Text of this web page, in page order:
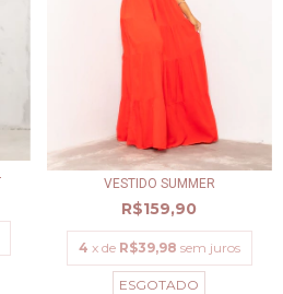
VESTIDO SUMMER
R$159,90
4 x de R$39,98 sem juros
ESGOTADO